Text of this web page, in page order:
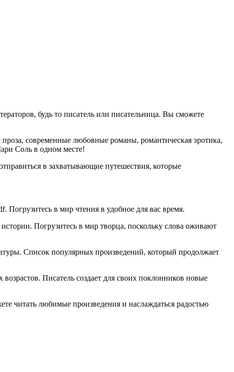
будь то писатель или писательница. Вы сможете
современные любовные романы, романтическая эротика,
Соль в одном месте!
в захватывающие путешествия, которые
Погрузитесь в мир чтения в удобное для вас время.
Погрузитесь в мир творца, поскольку слова оживают
Список популярных произведений, который продолжает
Писатель создает для своих поклонников новые
читать любимые произведения и наслаждаться радостью